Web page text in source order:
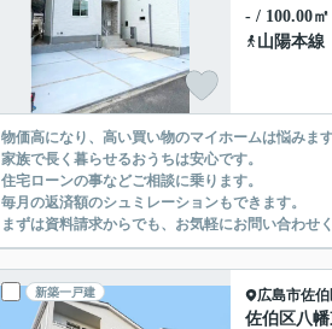
- / 100.00
山陽本線
物価高になり、高い買い物のマイホームは悩みます
家族で長く暮らせるおうちは安心です。
住宅ローンの事などご相談に乗ります。
毎月の返済額のシュミレーションもできます。
まずは資料請求からでも、お気軽にお問い合わせく
新築一戸建 広島市佐
佐伯区八